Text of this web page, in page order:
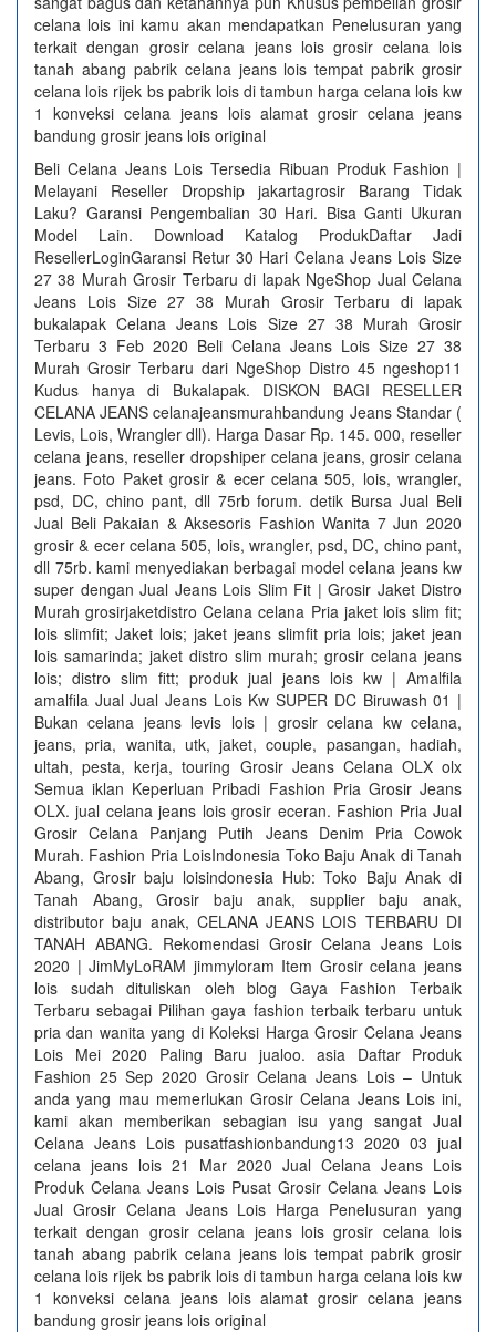
celana lois ini kamu akan mendapatkan Penelusuran yang
terkait dengan grosir celana jeans lois grosir celana lois
tanah abang pabrik celana jeans lois tempat pabrik grosir
celana lois rijek bs pabrik lois di tambun harga celana lois kw
1 konveksi celana jeans lois alamat grosir celana jeans
bandung grosir jeans lois original
Beli Celana Jeans Lois Tersedia Ribuan Produk Fashion |
Melayani Reseller Dropship‎ jakartagrosir Barang Tidak
Laku? Garansi Pengembalian 30 Hari. Bisa Ganti Ukuran
Model Lain. Download Katalog ProdukDaftar Jadi
ResellerLoginGaransi Retur 30 Hari Celana Jeans Lois Size
27 38 Murah Grosir Terbaru di lapak NgeShop‎ Jual Celana
Jeans Lois Size 27 38 Murah Grosir Terbaru di lapak
bukalapak Celana Jeans Lois Size 27 38 Murah Grosir
Terbaru 3 Feb 2020 Beli Celana Jeans Lois Size 27 38
Murah Grosir Terbaru dari NgeShop Distro 45 ngeshop11
Kudus hanya di Bukalapak. DISKON BAGI RESELLER
CELANA JEANS celanajeansmurahbandung Jeans Standar (
Levis, Lois, Wrangler dll). Harga Dasar Rp. 145. 000, reseller
celana jeans, reseller dropshiper celana jeans, grosir celana
jeans. Foto Paket grosir & ecer celana 505, lois, wrangler,
psd, DC, chino pant, dll 75rb forum. detik Bursa Jual Beli
Jual Beli Pakaian & Aksesoris Fashion Wanita 7 Jun 2020
grosir & ecer celana 505, lois, wrangler, psd, DC, chino pant,
dll 75rb. kami menyediakan berbagai model celana jeans kw
super dengan Jual Jeans Lois Slim Fit | Grosir Jaket Distro
Murah grosirjaketdistro Celana celana Pria jaket lois slim fit;
lois slimfit; Jaket lois; jaket jeans slimfit pria lois; jaket jean
lois samarinda; jaket distro slim murah; grosir celana jeans
lois; distro slim fitt; produk jual jeans lois kw | Amalfila
amalfila Jual Jual Jeans Lois Kw SUPER DC Biruwash 01 |
Bukan celana jeans levis lois | grosir celana kw celana,
jeans, pria, wanita, utk, jaket, couple, pasangan, hadiah,
ultah, pesta, kerja, touring Grosir Jeans Celana OLX olx
Semua iklan Keperluan Pribadi Fashion Pria Grosir Jeans
OLX. jual celana jeans lois grosir eceran. Fashion Pria Jual
Grosir Celana Panjang Putih Jeans Denim Pria Cowok
Murah. Fashion Pria LoisIndonesia Toko Baju Anak di Tanah
Abang, Grosir baju loisindonesia Hub: Toko Baju Anak di
Tanah Abang, Grosir baju anak, supplier baju anak,
distributor baju anak, CELANA JEANS LOIS TERBARU DI
TANAH ABANG. Rekomendasi Grosir Celana Jeans Lois
2020 | JimMyLoRAM jimmyloram Item Grosir celana jeans
lois sudah dituliskan oleh blog Gaya Fashion Terbaik
Terbaru sebagai Pilihan gaya fashion terbaik terbaru untuk
pria dan wanita yang di Koleksi Harga Grosir Celana Jeans
Lois Mei 2020 Paling Baru jualoo. asia Daftar Produk
Fashion 25 Sep 2020 Grosir Celana Jeans Lois – Untuk
anda yang mau memerlukan Grosir Celana Jeans Lois ini,
kami akan memberikan sebagian isu yang sangat Jual
Celana Jeans Lois pusatfashionbandung13 2020 03 jual
celana jeans lois 21 Mar 2020 Jual Celana Jeans Lois
Produk Celana Jeans Lois Pusat Grosir Celana Jeans Lois
Jual Grosir Celana Jeans Lois Harga Penelusuran yang
terkait dengan grosir celana jeans lois grosir celana lois
tanah abang pabrik celana jeans lois tempat pabrik grosir
celana lois rijek bs pabrik lois di tambun harga celana lois kw
1 konveksi celana jeans lois alamat grosir celana jeans
bandung grosir jeans lois original